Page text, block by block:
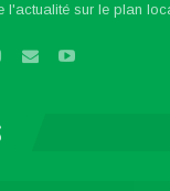
l'actualité sur le plan